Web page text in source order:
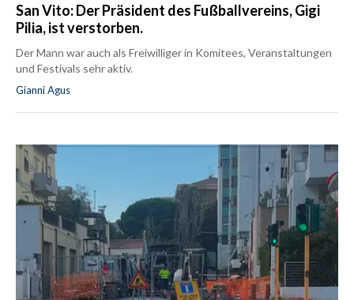
San Vito: Der Präsident des Fußballvereins, Gigi
Pilia, ist verstorben.
Der Mann war auch als Freiwilliger in Komitees, Veranstaltungen
und Festivals sehr aktiv.
Gianni Agus